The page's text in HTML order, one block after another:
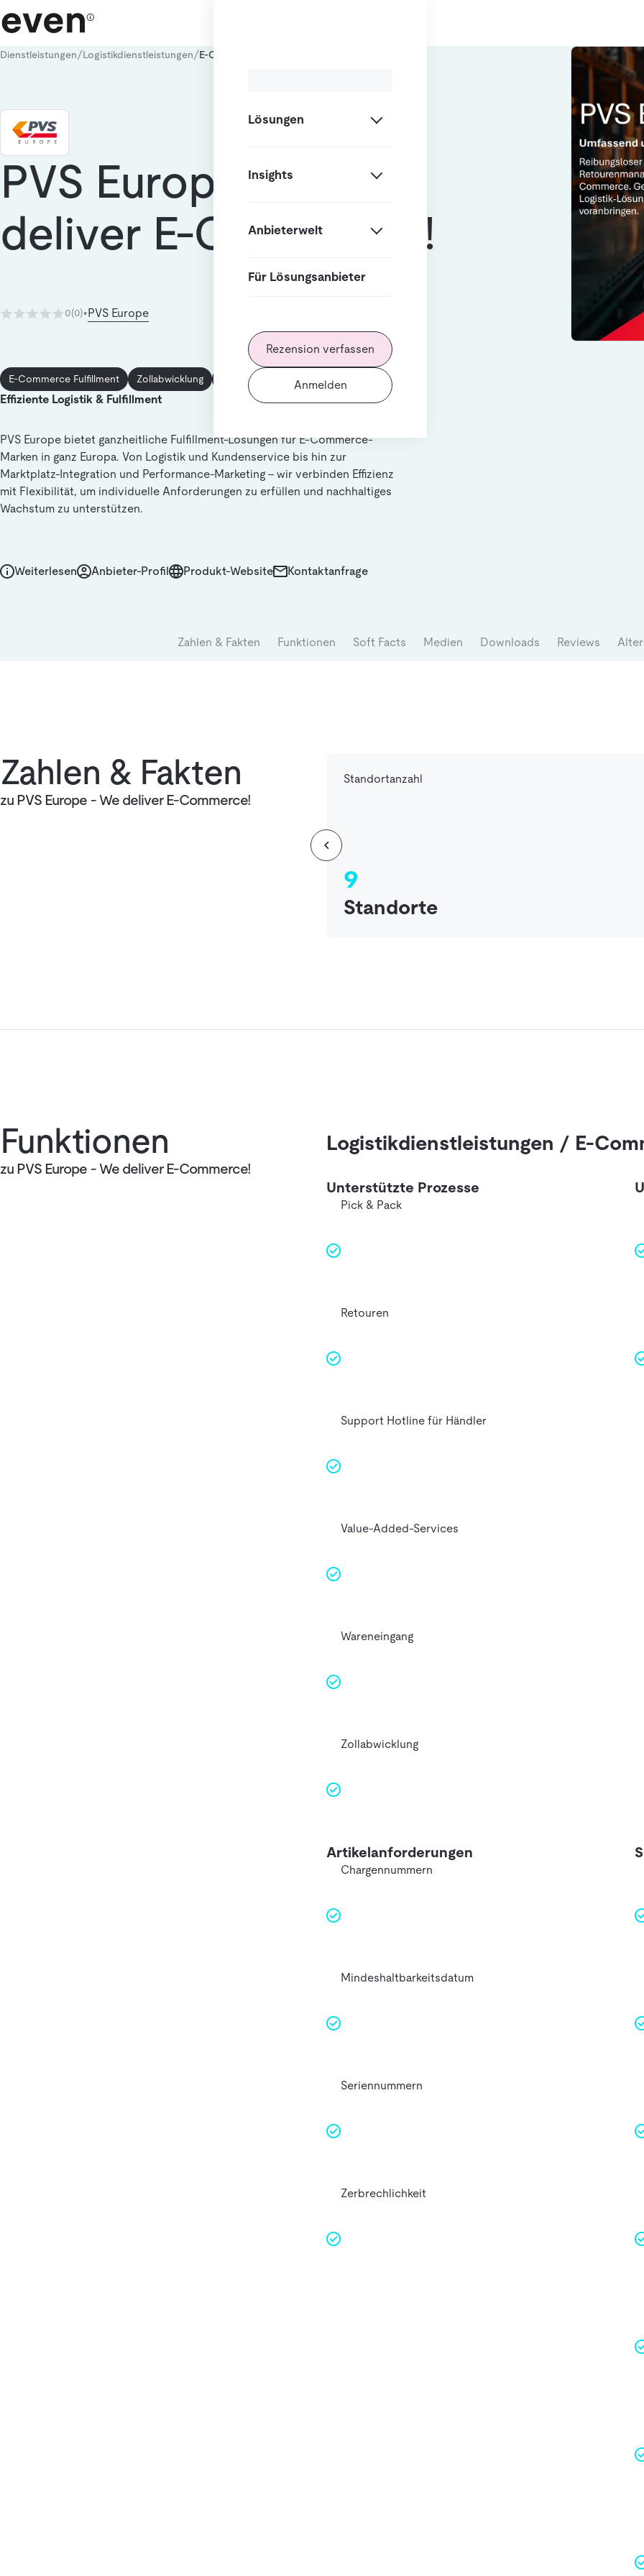
Lösungen
Insights
Anbieterwelt
Für Lösungsanbieter
Rezension verfassen
Anmelden
Dienstleistungen/Logistikdienstleistungen/E-Commerce Fulfillment
PVS Europe - We
deliver E-Commerce!
0(0)•PVS Europe
E-Commerce Fulfillment Zollabwicklung Kontraktlogistik
Effiziente Logistik & Fulfillment
PVS Europe bietet ganzheitliche Fulfillment-Lösungen für E-Commerce-
Marken in ganz Europa. Von Logistik und Kundenservice bis hin zur
Marktplatz-Integration und Performance-Marketing – wir verbinden Effizienz
mit Flexibilität, um individuelle Anforderungen zu erfüllen und nachhaltiges
Wachstum zu unterstützen.
Weiterlesen Anbieter-Profil Produkt-Website Kontaktanfrage
Zahlen & Fakten Funktionen Soft Facts Medien Downloads Reviews
Zahlen & Fakten
zu PVS Europe - We deliver E-Commerce!
Standortanzahl
9
Standorte
Funktionen
zu PVS Europe - We deliver E-Commerce!
Logistikdienstleistungen / E-
Unterstützte Prozesse
Pick & Pack
Retouren
Support Hotline für Händler
Value-Added-Services
Wareneingang
Zollabwicklung
Artikelanforderungen
Chargennummern
Mindeshaltbarkeitsdatum
Seriennummern
Zerbrechlichkeit